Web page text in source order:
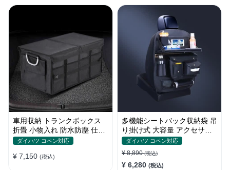
車用収納 トランクボックス
折畳 小物入れ 防水防塵 仕切
りデザイン ピクニッククーラ
ダイハツ コペン対応
¥ 7,150 (税込)
多機能シートバック収納袋 吊
り掛け式 大容量 アクセサリ
ー 防水 汎用 汚れ防止
ダイハツ コペン対応
¥ 8,890 (税込)
¥ 6,280 (税込)